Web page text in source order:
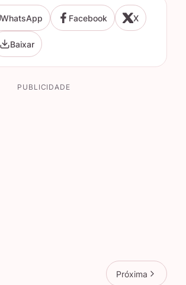
WhatsApp Facebook X
Baixar
PUBLICIDADE
Próxima